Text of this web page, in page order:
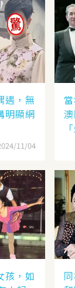
遇，無
明顯網
11/04
孩，如